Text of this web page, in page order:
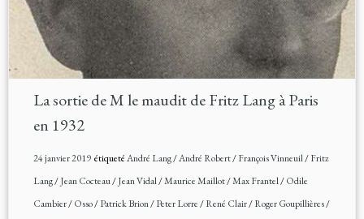
La sortie de M le maudit de Fritz Lang à Paris
en 1932
24 janvier 2019étiquetéAndré Lang/André Robert/François Vinneuil/Fritz
Lang/Jean Cocteau/Jean Vidal/Maurice Maillot/Max Frantel/Odile
Cambier/Osso/Patrick Brion/Peter Lorre/René Clair/Roger Goupillières/